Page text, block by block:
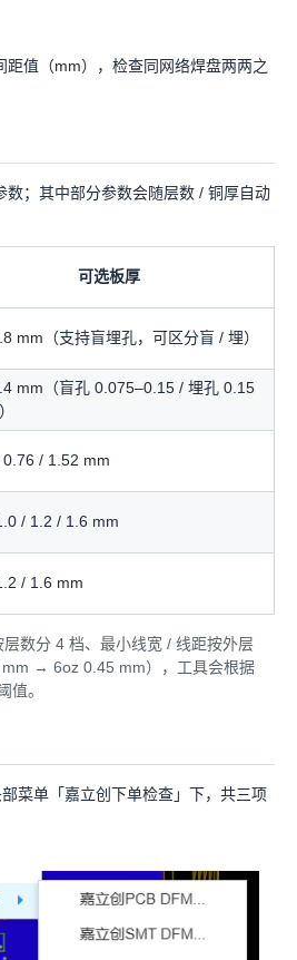
距值（mm），检查同网络焊盘两两之
数；其中部分参数会随层数 / 铜厚自动
可选板厚
mm（支持盲埋孔，可区分盲 / 埋）
mm（盲孔 0.075–0.15 / 埋孔 0.15
/ 1.52 mm
/ 1.2 / 1.6 mm
/ 1.6 mm
数分 4 档、最小线宽 / 线距按外层
→ 6oz 0.45 mm），工具会根据
值。
菜单「嘉立创下单检查」下，共三项